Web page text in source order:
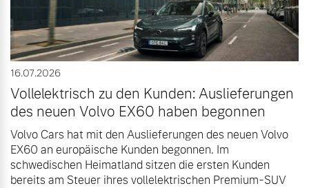
16.07.2026
Vollelektrisch zu den Kunden: Auslieferungen
des neuen Volvo EX60 haben begonnen
Volvo Cars hat mit den Auslieferungen des neuen Volvo
EX60 an europäische Kunden begonnen. Im
schwedischen Heimatland sitzen die ersten Kunden
bereits am Steuer ihres vollelektrischen Premium-SUV